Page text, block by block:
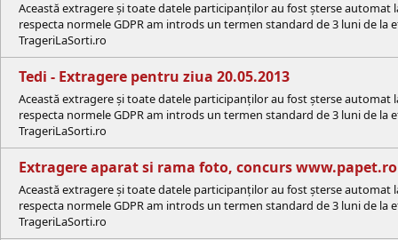
Această extragere și toate datele participanților au fost șterse
respecta normele GDPR am introds un termen standard de 3 luni de
TrageriLaSorti.ro
Tedi - Extragere pentru ziua 20.05.2013
Această extragere și toate datele participanților au fost șterse
respecta normele GDPR am introds un termen standard de 3 luni de
TrageriLaSorti.ro
Extragere aparat si rama foto, concurs www.papet.ro
Această extragere și toate datele participanților au fost șterse
respecta normele GDPR am introds un termen standard de 3 luni de
TrageriLaSorti.ro